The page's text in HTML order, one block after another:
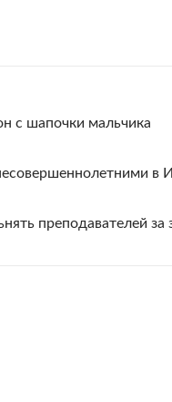
с шапочки мальчика
в
преподавателей